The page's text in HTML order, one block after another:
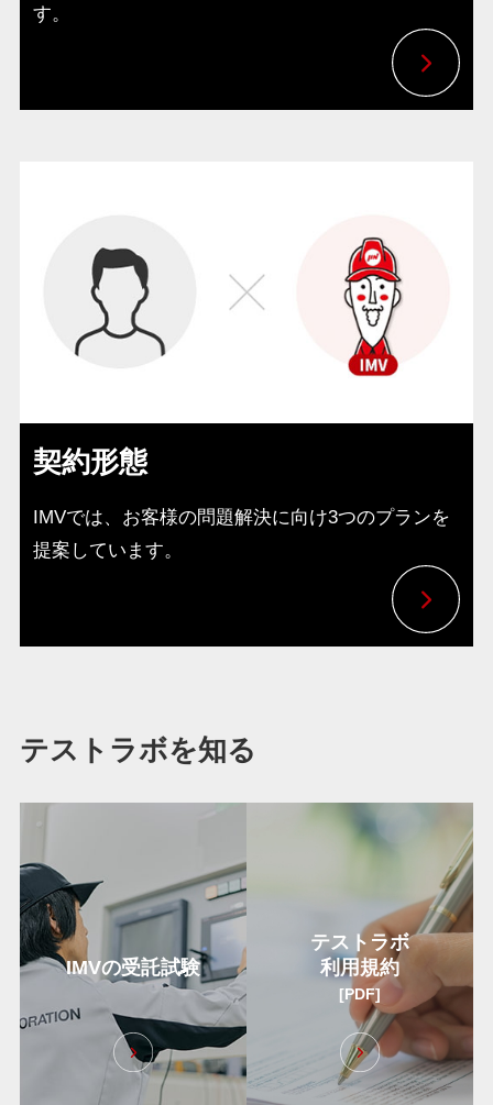
す。
契約形態
IMVでは、お客様の問題解決に向け3つのプランを
提案しています。
テストラボを知る
IMVの受託試験
テストラボ
利用規約
[PDF]